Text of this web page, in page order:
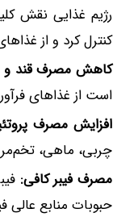
رژیم غذایی نقش
کنترل کرد و از
کاهش مصرف قند و
است از غذاهای
افزایش مصرف
چربی، ماهی،
مصرف فیبر کافی:
حبوبات منابع عالی